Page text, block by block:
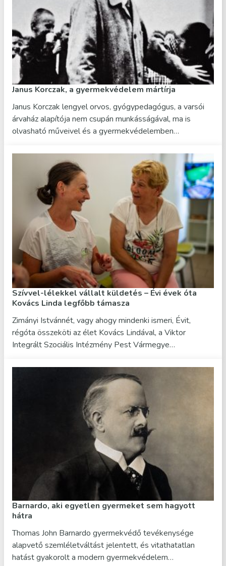
Janus Korczak, a gyermekvédelem mártírja
Janus Korczak lengyel orvos, gyógypedagógus, a varsói
árvaház alapítója nem csupán munkásságával, ma is
olvasható műveivel és a gyermekvédelemben…
Szívvel-lélekkel vállalt küldetés – Évi évek óta
Kovács Linda legfőbb támasza
Zimányi Istvánnét, vagy ahogy mindenki ismeri, Évit,
régóta összeköti az élet Kovács Lindával, a Viktor
Integrált Szociális Intézmény Pest Vármegye…
Barnardo, aki egyetlen gyermeket sem hagyott
hátra
Thomas John Barnardo gyermekvédő tevékenysége
alapvető szemléletváltást jelentett, és vitathatatlan
hatást gyakorolt a modern gyermekvédelem…